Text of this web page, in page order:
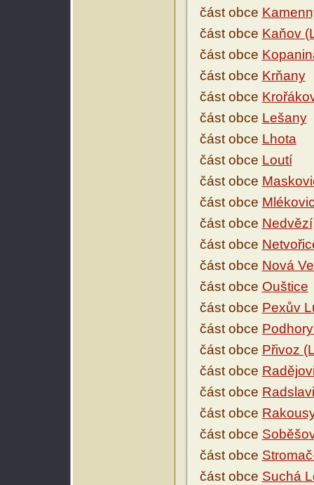
část obce
část obce Kaňov
část obce
část obce Krňany
část obce
část obce Lešany
část obce Lhota
část obce Loutí
část obce
část obce
část obce Nedvězí
část obce
část obce Nová
část obce Ouštice
část obce Pexův
část obce
část obce Přivoz
část obce
část obce
část obce
část obce
část obce
část obce Suchá